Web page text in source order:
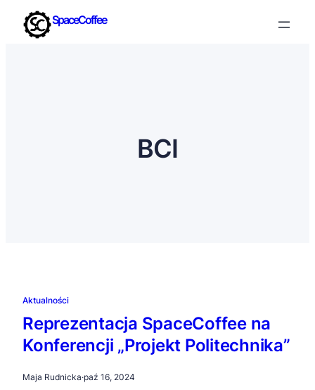
SpaceCoffee
BCI
Aktualności
Reprezentacja SpaceCoffee na
Konferencji „Projekt Politechnika”
Maja Rudnicka·paź 16, 2024